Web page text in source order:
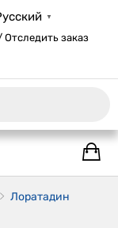
▼
Отследить заказ
Лоратадин